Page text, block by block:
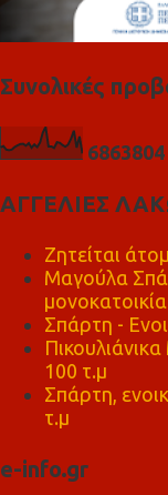
Συνολικές
6863804
ΑΓΓΕΛΙΕΣ
Ζητείται
Μαγούλα
Σπάρτη -
100 τ.μ
Σπάρτη,
τ.μ
e-info.gr